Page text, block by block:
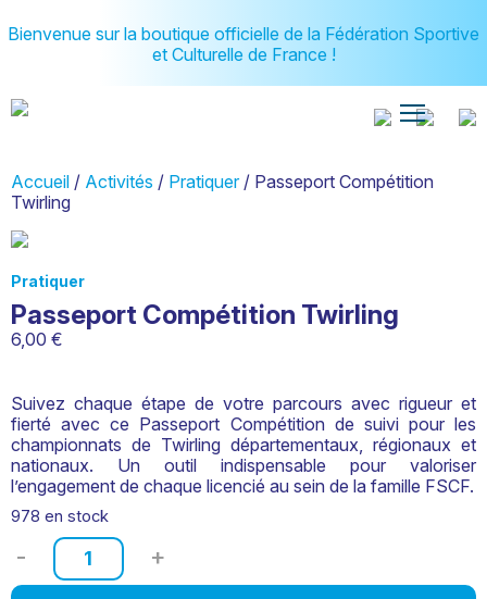
Bienvenue sur la boutique officielle de la Fédération Sportive
et Culturelle de France !
Accueil / Activités / Pratiquer/ Passeport Compétition
Twirling
Pratiquer
Passeport Compétition Twirling
6,00 €
Suivez chaque étape de votre parcours avec rigueur et
fierté avec ce Passeport Compétition de suivi pour les
championnats de Twirling départementaux, régionaux et
nationaux. Un outil indispensable pour valoriser
l’engagement de chaque licencié au sein de la famille FSCF.
978 en stock
quantité
de
Passeport